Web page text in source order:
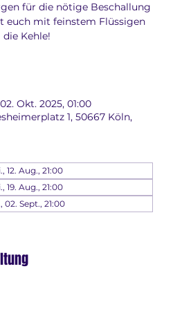
für die nötige Beschallung
euch mit feinstem Flüssigen
die Kehle!
Okt. 2025, 01:00
1, 50667 Köln,
12. Aug., 21:00
19. Aug., 21:00
02. Sept., 21:00